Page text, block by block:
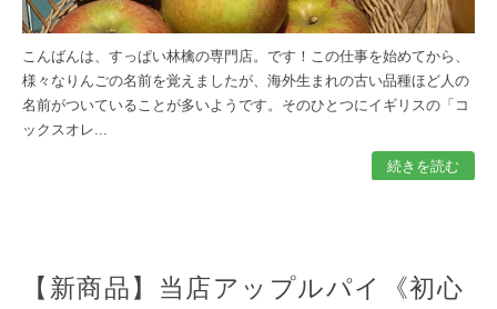
こんばんは、すっぱい林檎の専門店。です！この仕事を始めてから、
様々なりんごの名前を覚えましたが、海外生まれの古い品種ほど人の
名前がついていることが多いようです。そのひとつにイギリスの「コ
ックスオレ...
続きを読む
【新商品】当店アップルパイ《初心